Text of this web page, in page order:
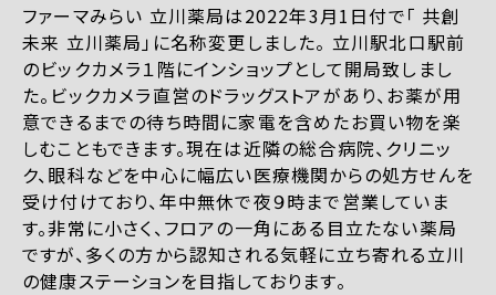
ファーマみらい 立川薬局は2022年3月1日付で「 共創
未来 立川薬局」に名称変更しました。 立川駅北口駅前
のビックカメラ１階にインショップとして開局致しまし
た。ビックカメラ直営のドラッグストアがあり、お薬が用
意できるまでの待ち時間に家電を含めたお買い物を楽
しむこともできます。現在は近隣の総合病院、クリニッ
ク、眼科などを中心に幅広い医療機関からの処方せんを
受け付けており、年中無休で夜９時まで営業していま
す。非常に小さく、フロアの一角にある目立たない薬局
ですが、多くの方から認知される気軽に立ち寄れる立川
の健康ステーションを目指しております。